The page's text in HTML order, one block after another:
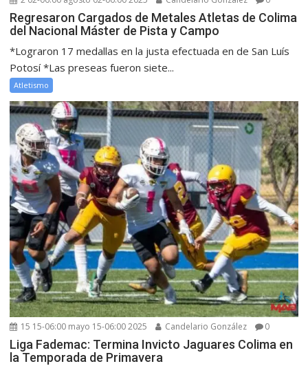
Regresaron Cargados de Metales Atletas de Colima
del Nacional Máster de Pista y Campo
*Lograron 17 medallas en la justa efectuada en de San Luís
Potosí *Las preseas fueron siete...
Atletismo
15 15-06:00 mayo 15-06:00 2025 Candelario González 0
Liga Fademac: Termina Invicto Jaguares Colima en
la Temporada de Primavera